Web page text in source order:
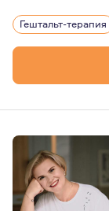
Я верю, что
И во многом
Гештальт-
Я с
Гештальт-терапия